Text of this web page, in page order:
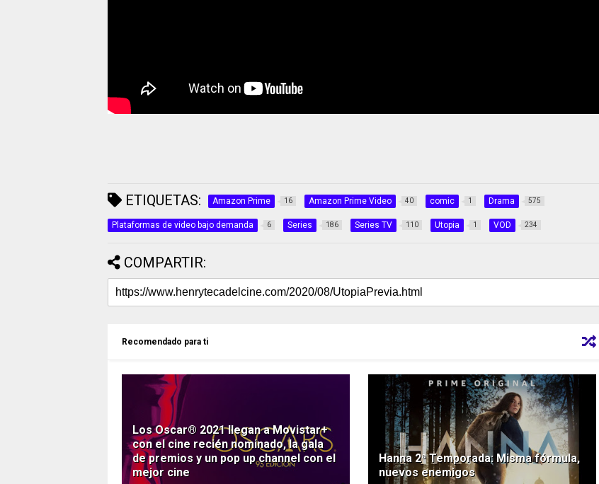
ETIQUETAS: Amazon Prime 16 Amazon Prime Video 40 comic 1 Drama 575
Plataformas de video bajo demanda 6 Series 186 Series TV 110 Utopia 1 VOD 234
COMPARTIR:
Recomendado para ti
Los Oscar® 2021 llegan a Movistar+
con el cine recién nominado, la gala
de premios y un pop up channel con el
mejor cine
Hanna 2ª Temporada: Misma fórmula,
nuevos enemigos